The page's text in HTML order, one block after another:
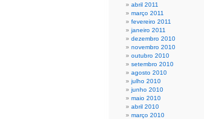
abril 2011
março 2011
fevereiro 2011
janeiro 2011
dezembro 2010
novembro 2010
outubro 2010
setembro 2010
agosto 2010
julho 2010
junho 2010
maio 2010
abril 2010
março 2010